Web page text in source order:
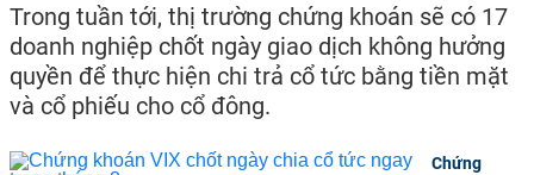
Trong tuần tới, thị trường chứng khoán sẽ có 17
doanh nghiệp chốt ngày giao dịch không hưởng
quyền để thực hiện chi trả cổ tức bằng tiền mặt
và cổ phiếu cho cổ đông.
Chứng